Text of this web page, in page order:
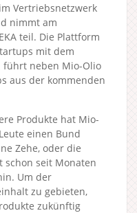
Vertriebsnetzwerk
nimmt am
teil. Die Plattform
mit dem
führt neben Mio-Olio
aus der kommenden
Produkte hat Mio-
einen Bund
Zehe, oder die
schon seit Monaten
Um der
zu gebieten,
zukünftig